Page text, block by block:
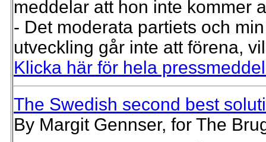
meddelar att hon inte kommer
- Det moderata partiets och
utveckling går inte att förena,
Klicka här för hela
The Swedish second best
By Margit Gennser, for The